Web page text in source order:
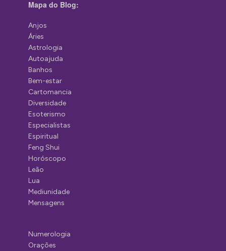
Mapa do Blog:
Anjos
Áries
Astrologia
Autoajuda
Banhos
Bem-estar
Cartomancia
Diversidade
Esoterismo
Especialistas
Espiritual
Feng Shui
Horóscopo
Leão
Lua
Mediunidade
Mensagens
Numerologia
Orações